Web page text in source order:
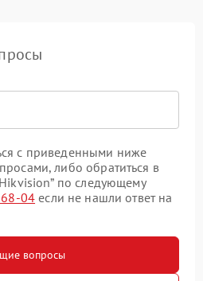
с приведенными ниже
либо обратиться в
по следующему
04 если не нашли ответ на
вопросы